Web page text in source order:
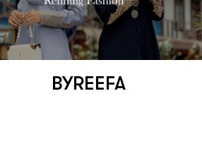
BYREEFA